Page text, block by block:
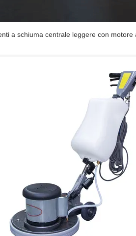
a schiuma centrale leggere con